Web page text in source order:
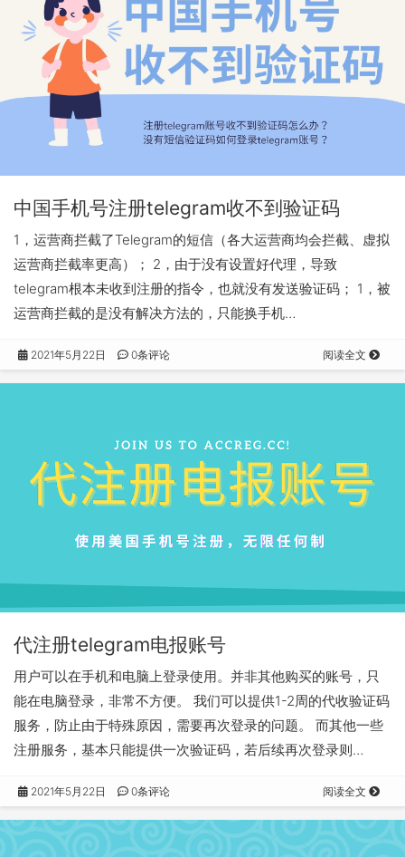
中国手机号注册telegram收不到验证码
1，运营商拦截了Telegram的短信（各大运营商均会拦截、虚拟
运营商拦截率更高）； 2，由于没有设置好代理，导致
telegram根本未收到注册的指令，也就没有发送验证码； 1，被
运营商拦截的是没有解决方法的，只能换手机…
2021年5月22日 0条评论 阅读全文
代注册telegram电报账号
用户可以在手机和电脑上登录使用。并非其他购买的账号，只
能在电脑登录，非常不方便。 我们可以提供1-2周的代收验证码
服务，防止由于特殊原因，需要再次登录的问题。 而其他一些
注册服务，基本只能提供一次验证码，若后续再次登录则…
2021年5月22日 0条评论 阅读全文